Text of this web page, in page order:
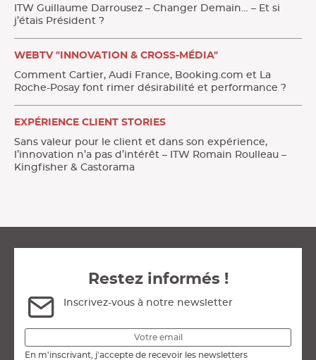
ITW Guillaume Darrousez – Changer Demain… – Et si
j’étais Président ?
WEBTV "INNOVATION & CROSS-MÉDIA"
Comment Cartier, Audi France, Booking.com et La
Roche-Posay font rimer désirabilité et performance ?
EXPÉRIENCE CLIENT STORIES
Sans valeur pour le client et dans son expérience,
l’innovation n’a pas d’intérêt – ITW Romain Roulleau –
Kingfisher & Castorama
Restez informés !
Inscrivez-vous à notre newsletter
En m'inscrivant, j'accepte de recevoir les newsletters